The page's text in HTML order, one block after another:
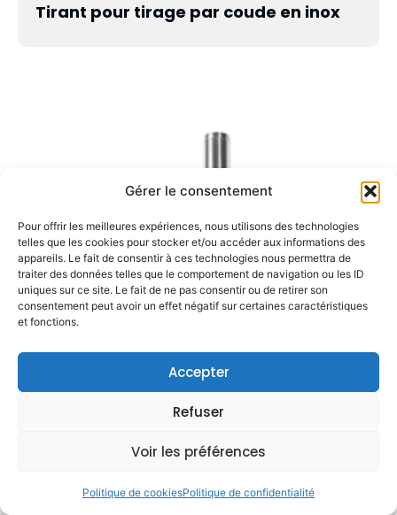
Gérer le consentement
Pour offrir les meilleures expériences, nous utilisons des technologies
telles que les cookies pour stocker et/ou accéder aux informations des
appareils. Le fait de consentir à ces technologies nous permettra de
traiter des données telles que le comportement de navigation ou les ID
uniques sur ce site. Le fait de ne pas consentir ou de retirer son
consentement peut avoir un effet négatif sur certaines caractéristiques
et fonctions.
Accepter
Refuser
Voir les préférences
Politique de cookiesPolitique de confidentialité
Tirant pour tirage par coude en inox